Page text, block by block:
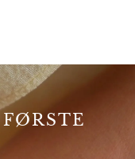
FØRSTE